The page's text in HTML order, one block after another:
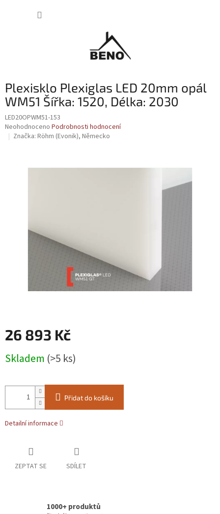
Plexisklo Plexiglas LED 20mm opál
WM51 Šířka: 1520, Délka: 2030
LED20OPWM51-153
Průměrné
hodnocení
Neohodnoceno Podrobnosti hodnocení
Značka: Röhm (Evonik), Německo
26 893 Kč
cena:
Skladem (>5 ks)
Přidat do košíku
Detailní informace
ZEPTAT SE SDÍLET
1000+ produktů